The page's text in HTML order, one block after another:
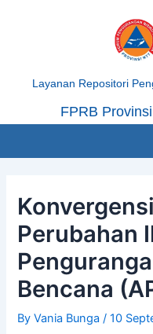
Layanan Repositori
FPRB
Perubahan
Bencana
ByVania Bunga/10